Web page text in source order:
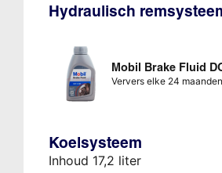
Hydraulisch
Mobil Brake Fluid
Ververs elke 24 maanden
Koelsysteem
Inhoud 17,2 liter